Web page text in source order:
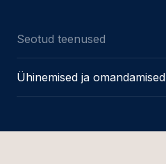
Seotud teenused
Ühinemised ja omandamised